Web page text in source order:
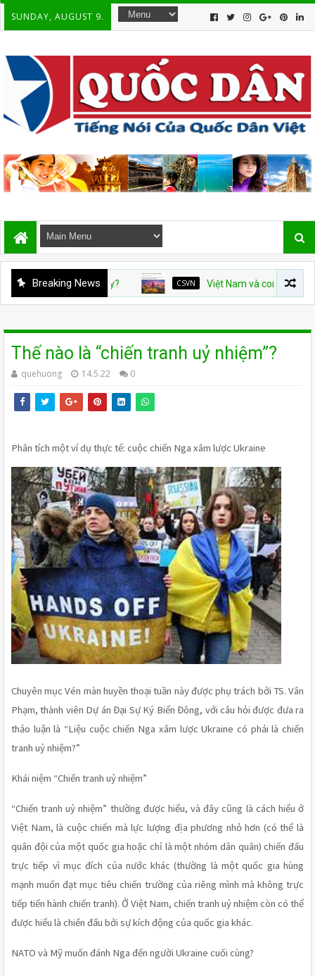
SUNDAY, AUGUST 9.
Breaking News CSVN Việt Nam và con số tăng trưởng
Thế nào là “chiến tranh uỷ nhiệm”?
quehuong 14.5.22 0
Phân tích một ví dụ thực tế: cuộc chiến Nga xâm lược Ukraine
Chuyên mục Vén màn huyền thoại tuần này được phụ trách bởi TS. Vân
Phạm, thành viên Dự án Đại Sự Ký Biển Đông, với câu hỏi được đưa ra
thảo luận là “Liệu cuộc chiến Nga xâm lược Ukraine có phải là chiến
tranh uỷ nhiệm?”
Khái niệm “Chiến tranh uỷ nhiệm”
“Chiến tranh uỷ nhiệm” thường được hiểu, và đây cũng là cách hiểu ở
Việt Nam, là cuộc chiến mà lực lượng địa phương nhỏ hơn (có thể là
quân đội của một quốc gia hoặc chỉ là một nhóm dân quân) chiến đấu
trực tiếp vì mục đích của nước khác (thường là một quốc gia hùng
mạnh muốn đạt mục tiêu chiến trường của riêng mình mà không trực
tiếp tiến hành chiến tranh). Ở Việt Nam, chiến tranh uỷ nhiệm còn có thể
được hiểu là chiến đấu bởi sự kích động của quốc gia khác.
NATO và Mỹ muốn đánh Nga đến người Ukraine cuối cùng?